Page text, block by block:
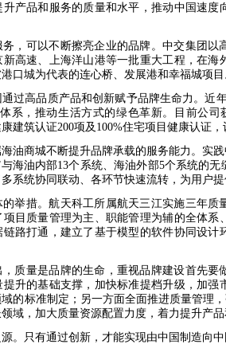
产品和服务的质量和水平，推动中国速度
，可以不断擦亮企业的品牌。中交集团以
高速、上海洋山港等一批重大工程，在海
口城为代表的连心桥、发展港和幸福城项
过高品质产品和创新赋予品牌生命力。近
系，推动生活方式的绿色革新。目前公
建筑认证200项及100%住宅项目健康认证
油商城不断提升品牌承载的服务能力。实
海油内部13个系统、海油外部5个系统的
系统协同联动、各环节快速流转，为用户
举措。航天科工所属航天三江实施三年质
目质量管理为主、职能管理为辅的全体系
路打通，建立了基于模型的软件协同设
质量是品牌的生命，重视品牌建设首先要
升的基础支撑，加快标准提档升级，加强
的标准制定；另一方面全面推进质量管理
域，加大质量资源配置力度，着力提升产
。只有通过创新，才能实现由中国制造向